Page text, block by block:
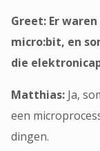
Greet: Er
micro:bit, en
die
Matthias: Ja,
een
dingen.